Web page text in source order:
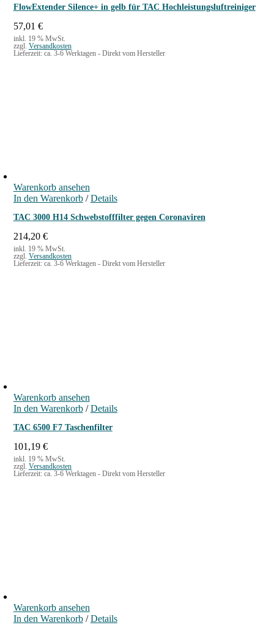
s
a
r
:
1
9
FlowExtender Silence+ in gelb für TAC Hochleistungsluftreiniger
57,01 €
inkl. 19 % MwSt.
zzgl. Versandkosten
Lieferzeit: ca. 3-6 Werktagen - Direkt vom Hersteller
Warenkorb ansehen
In den Warenkorb / Details
TAC 3000 H14 Schwebstofffilter gegen Coronaviren
214,20 €
inkl. 19 % MwSt.
zzgl. Versandkosten
Lieferzeit: ca. 3-6 Werktagen - Direkt vom Hersteller
Warenkorb ansehen
In den Warenkorb / Details
TAC 6500 F7 Taschenfilter
101,19 €
inkl. 19 % MwSt.
zzgl. Versandkosten
Lieferzeit: ca. 3-6 Werktagen - Direkt vom Hersteller
Warenkorb ansehen
In den Warenkorb / Details